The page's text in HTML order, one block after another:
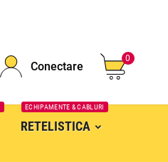
Conectare
0
RETELISTICA
ECHIPAMENTE & CABLURI